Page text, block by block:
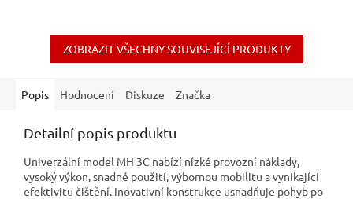
ZOBRAZIT VŠECHNY SOUVISEJÍCÍ PRODUKTY
Popis Hodnocení Diskuze Značka
Detailní popis produktu
Univerzální model MH 3C nabízí nízké provozní náklady,
vysoký výkon, snadné použití, výbornou mobilitu a vynikající
efektivitu čištění. Inovativní konstrukce usnadňuje pohyb po